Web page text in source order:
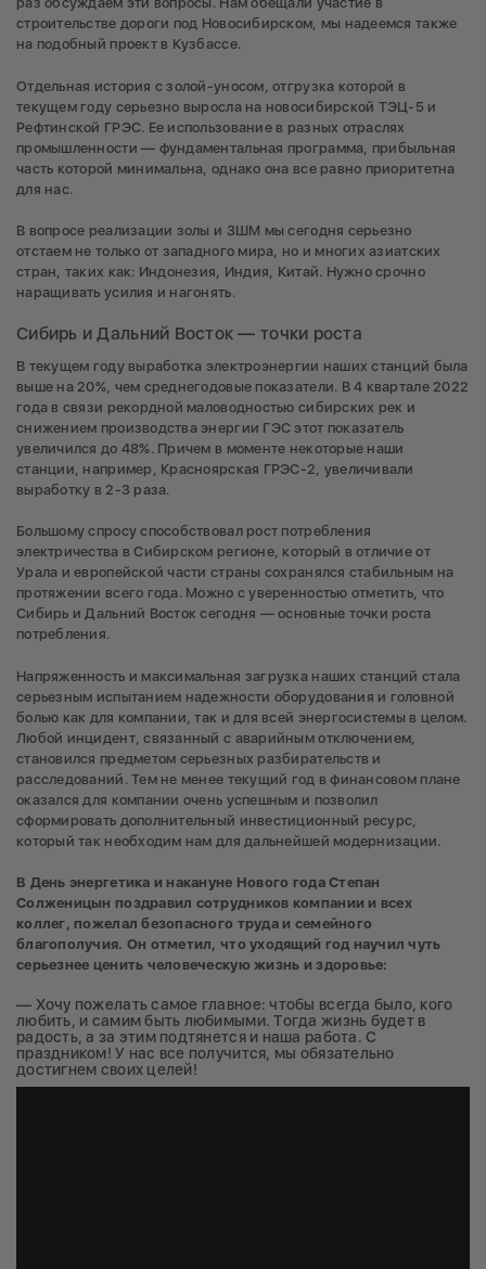
строительстве дороги под Новосибирском, мы надеемся также
на подобный проект в Кузбассе.
Отдельная история с золой-уносом, отгрузка которой в
текущем году серьезно выросла на новосибирской ТЭЦ-5 и
Рефтинской ГРЭС. Ее использование в разных отраслях
промышленности — фундаментальная программа, прибыльная
часть которой минимальна, однако она все равно приоритетна
для нас.
В вопросе реализации золы и ЗШМ мы сегодня серьезно
отстаем не только от западного мира, но и многих азиатских
стран, таких как: Индонезия, Индия, Китай. Нужно срочно
наращивать усилия и нагонять.
Сибирь и Дальний Восток — точки роста
В текущем году выработка электроэнергии наших станций была
выше на 20%, чем среднегодовые показатели. В 4 квартале 2022
года в связи рекордной маловодностью сибирских рек и
снижением производства энергии ГЭС этот показатель
увеличился до 48%. Причем в моменте некоторые наши
станции, например, Красноярская ГРЭС-2, увеличивали
выработку в 2-3 раза.
Большому спросу способствовал рост потребления
электричества в Сибирском регионе, который в отличие от
Урала и европейской части страны сохранялся стабильным на
протяжении всего года. Можно с уверенностью отметить, что
Сибирь и Дальний Восток сегодня — основные точки роста
потребления.
Напряженность и максимальная загрузка наших станций стала
серьезным испытанием надежности оборудования и головной
болью как для компании, так и для всей энергосистемы в целом.
Любой инцидент, связанный с аварийным отключением,
становился предметом серьезных разбирательств и
расследований. Тем не менее текущий год в финансовом плане
оказался для компании очень успешным и позволил
сформировать дополнительный инвестиционный ресурс,
который так необходим нам для дальнейшей модернизации.
В День энергетика и накануне Нового года Степан
Солженицын поздравил сотрудников компании и всех
коллег, пожелал безопасного труда и семейного
благополучия. Он отметил, что уходящий год научил чуть
серьезнее ценить человеческую жизнь и здоровье:
— Хочу пожелать самое главное: чтобы всегда было, кого
любить, и самим быть любимыми. Тогда жизнь будет в
радость, а за этим подтянется и наша работа. С
праздником! У нас все получится, мы обязательно
достигнем своих целей!